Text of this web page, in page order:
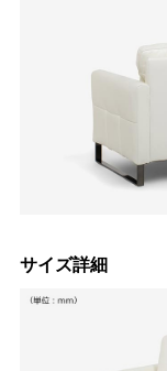
サイズ詳細